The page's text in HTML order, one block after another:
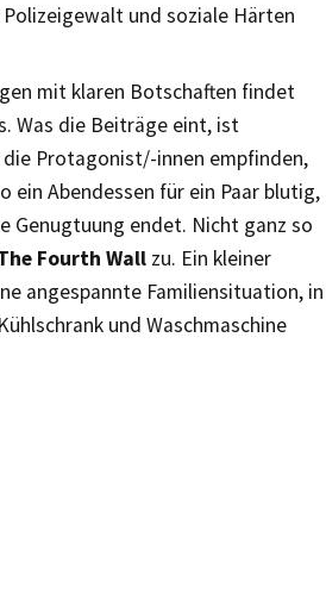
und soziale Härten
mit klaren Botschaften findet
Was die Beiträge eint, ist
die Protagonist/-innen empfinden,
ein Abendessen für ein Paar blutig,
Genugtuung endet. Nicht ganz so
Fourth Wall zu. Ein kleiner
angespannte Familiensituation, in
und Waschmaschine